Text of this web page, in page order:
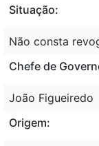
Situação:
Não consta
Chefe de
João Figueiredo
Origem: